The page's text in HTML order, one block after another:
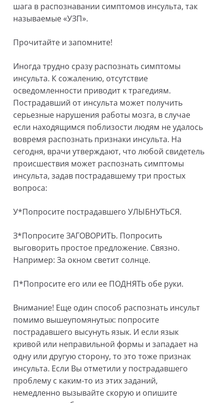
шага в распознавании симптомов инсульта, так
называемые «УЗП».
Прочитайте и запомните!
Иногда трудно сразу распознать симптомы
инсульта. К сожалению, отсутствие
осведомленности приводит к трагедиям.
Пострадавший от инсульта может получить
серьезные нарушения работы мозга, в случае
если находящимся поблизости людям не удалось
вовремя распознать признаки инсульта. На
сегодня, врачи утверждают, что любой свидетель
происшествия может распознать симптомы
инсульта, задав пострадавшему три простых
вопроса:
У*Попросите пострадавшего УЛЫБНУТЬСЯ.
З*Попросите ЗАГОВОРИТЬ. Попросить
выговорить простое предложение. Связно.
Например: За окном светит солнце.
П*Попросите его или ее ПОДНЯТЬ обе руки.
Внимание! Еще один способ распознать инсульт
помимо вышеупомянутых: попросите
пострадавшего высунуть язык. И если язык
кривой или неправильной формы и западает на
одну или другую сторону, то это тоже признак
инсульта. Если Вы отметили у пострадавшего
проблему с каким-то из этих заданий,
немедленно вызывайте скорую и опишите